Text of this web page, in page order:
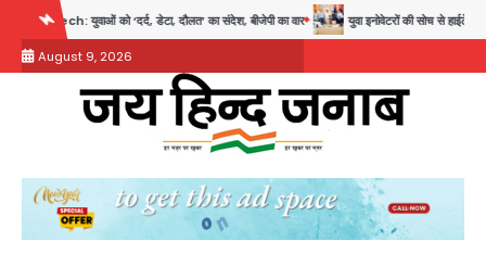
content
‘दर्द, डेटा, दौलत’ का संदेश, बीजेपी का वार युवा इनोवेटरों की सोच से हाईटेक होगी दिल्ली पुलिस
August 9, 2026